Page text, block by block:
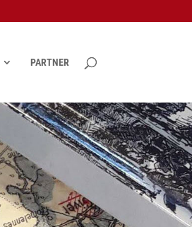
PARTNER